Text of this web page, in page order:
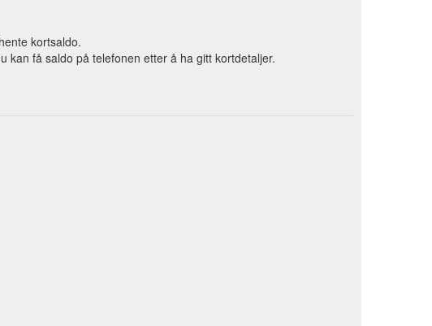
kortsaldo.
kan få saldo på telefonen etter å ha gitt kortdetaljer.